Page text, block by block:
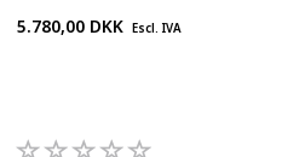
5.780,00 DKK Escl. IVA